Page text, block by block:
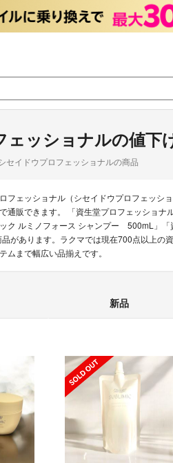
ェッショナルの値下
セイドウプロフェッショナルの商品
フェッショナル（シセイドウプロフェッシ
通販できます。 「資生堂プロフェッショ
ク ルミノフォース シャンプー 500mL」
があります。ラクマでは現在700点以上の
ムまで幅広い品揃えです。
新品